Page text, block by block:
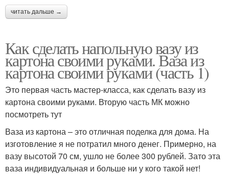
читать дальше →
Как сделать напольную вазу из
картона своими руками. Ваза из
картона своими руками (часть 1)
Это первая часть мастер-класса, как сделать вазу из
картона своими руками. Вторую часть МК можно
посмотреть тут
Ваза из картона – это отличная поделка для дома. На
изготовление я не потратил много денег. Примерно, на
вазу высотой 70 см, ушло не более 300 рублей. Зато эта
ваза индивидуальная и больше ни у кого такой нет!